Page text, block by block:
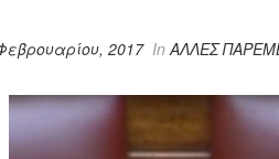
2017 InΑΛΛΕΣ